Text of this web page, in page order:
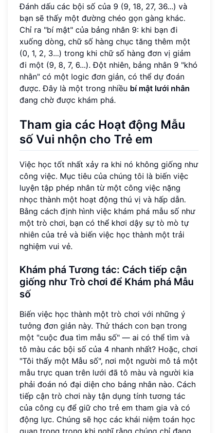
Đánh dấu các bội số của 9 (9, 18, 27, 36...) và
bạn sẽ thấy một đường chéo gọn gàng khác.
Chỉ ra "bí mật" của bảng nhân 9: khi bạn đi
xuống dòng, chữ số hàng chục tăng thêm một
(0, 1, 2, 3...) trong khi chữ số hàng đơn vị giảm
đi một (9, 8, 7, 6...). Đột nhiên, bảng nhân 9 "khó
nhằn" có một logic đơn giản, có thể dự đoán
được. Đây là một trong nhiều bí mật lưới nhân
đang chờ được khám phá.
Tham gia các Hoạt động Mẫu
số Vui nhộn cho Trẻ em
Việc học tốt nhất xảy ra khi nó không giống như
công việc. Mục tiêu của chúng tôi là biến việc
luyện tập phép nhân từ một công việc nặng
nhọc thành một hoạt động thú vị và hấp dẫn.
Bằng cách định hình việc khám phá mẫu số như
một trò chơi, bạn có thể khơi dậy sự tò mò tự
nhiên của trẻ và biến việc học thành một trải
nghiệm vui vẻ.
Khám phá Tương tác: Cách tiếp cận
giống như Trò chơi để Khám phá Mẫu
số
Biến việc học thành một trò chơi với những ý
tưởng đơn giản này. Thử thách con bạn trong
một "cuộc đua tìm mẫu số" — ai có thể tìm và
tô màu các bội số của 4 nhanh nhất? Hoặc, chơi
"Tôi thấy một Mẫu số", nơi một người mô tả một
mẫu trực quan trên lưới đã tô màu và người kia
phải đoán nó đại diện cho bảng nhân nào. Cách
tiếp cận trò chơi này tận dụng tính tương tác
của công cụ để giữ cho trẻ em tham gia và có
động lực. Chúng sẽ học các khái niệm toán học
quan trọng trong khi nghĩ rằng chúng chỉ đang